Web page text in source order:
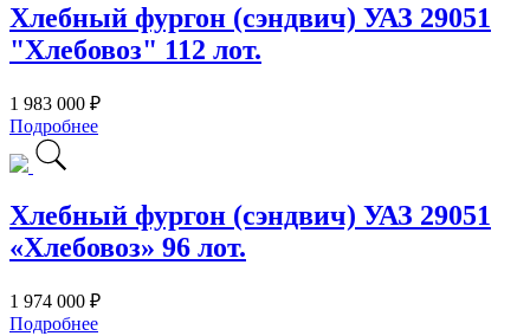
Хлебный фургон (сэндвич) УАЗ 29051
"Хлебовоз" 112 лот.
1 983 000 ₽
Подробнее
Хлебный фургон (сэндвич) УАЗ 29051
«Хлебовоз» 96 лот.
1 974 000 ₽
Подробнее